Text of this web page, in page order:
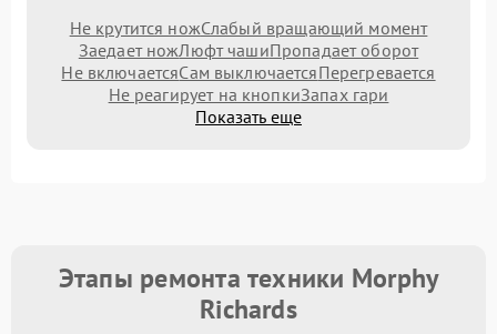
Не крутится ножСлабый вращающий момент
Заедает ножЛюфт чашиПропадает оборот
Не включаетсяСам выключаетсяПерегревается
Не реагирует на кнопкиЗапах гари
Показать еще
Этапы ремонта техники Morphy
Richards